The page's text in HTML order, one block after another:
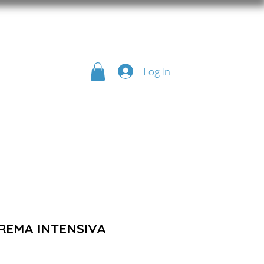
Log In
INTENSIVA